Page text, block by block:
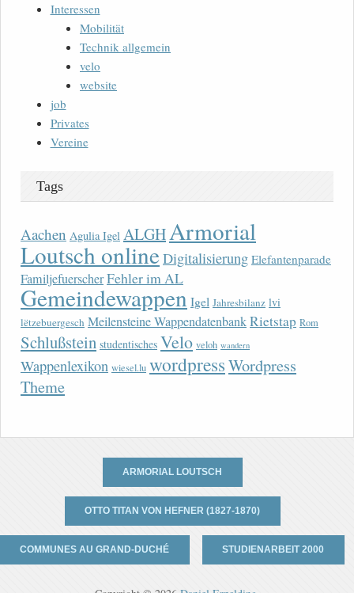
Interessen
Mobilität
Technik allgemein
velo
website
job
Privates
Vereine
Tags
Aachen Agulia Igel ALGHArmorial
Loutsch onlineDigitalisierung Elefantenparade
FamiljefuerscherFehler im AL
Gemeindewappen Igel Jahresbilanz lvi
lëtzebuergesch Meilensteine WappendatenbankRietstap Rom
Schlußstein studentisches Velo veloh wandern
Wappenlexikon wiesel.lu wordpressWordpress
Theme
ARMORIAL LOUTSCH
OTTO TITAN VON HEFNER (1827-1870)
COMMUNES AU GRAND-DUCHÉ STUDIENARBEIT 2000